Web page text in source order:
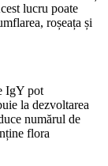
lucru poate
roșeața și
IgY pot
la dezvoltarea
numărul de
flora